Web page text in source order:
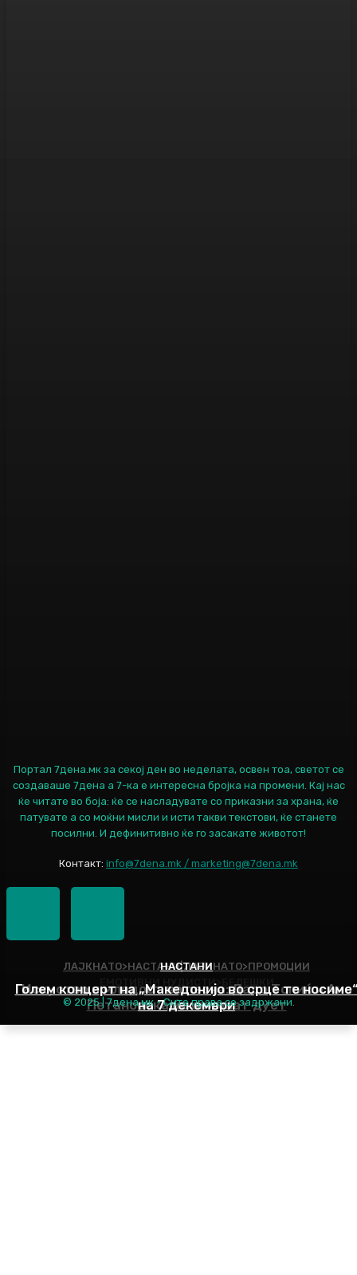
ЕМОТИВНИ НУДИСТИ>БЕЛЕШКИ
Наслов
ЛАЈКНАТО>НАСТАНИ|ЛАЈКНАТО>ПРОМОЦИИ
Искуство и младост во песна: Дадо Топиќ и Ана
Петановска ќе снимаат дует
НАСТАНИ
Голем концерт на „Македонијо во срце те
на 7 декември
Портал 7дена.мк за секој ден во неделата, освен тоа, светот се
создаваше 7дена а 7-ка е интересна бројка на промени. Кај нас
ќе читате во боја: ќе се насладувате со приказни за храна, ќе
патувате а со моќни мисли и исти такви текстови, ќе станете
посилни. И дефинитивно ќе го засакате животот!
Контакт: info@7dena.mk / marketing@7dena.mk
© 2025 | 7дена.мк - Сите права се задржани.